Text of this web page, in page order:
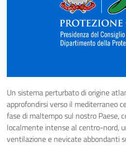
Un sistema perturbato di origine
approfondirsi verso il mediterraneo
fase di maltempo sul nostro Paese,
localmente intense al centro-nord,
ventilazione e nevicate abbondanti